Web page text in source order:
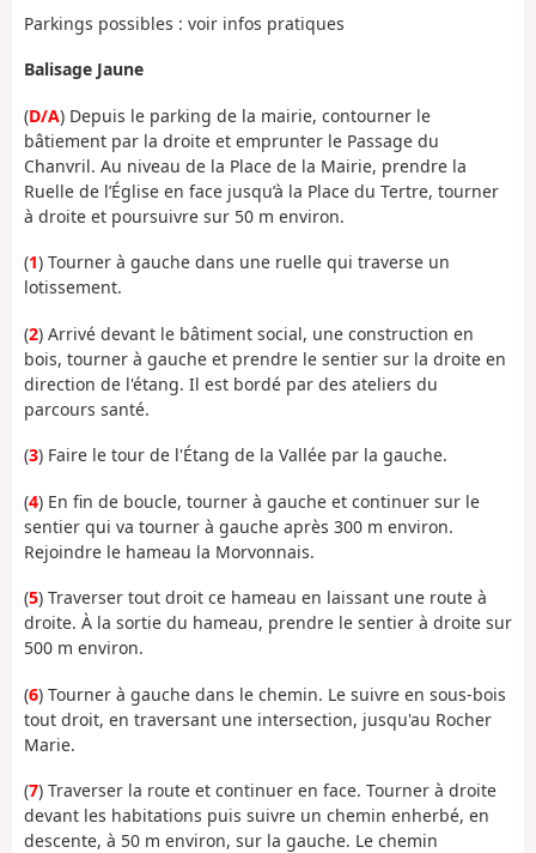
Parkings possibles : voir infos pratiques
Balisage Jaune
(D/A) Depuis le parking de la mairie, contourner le
bâtiement par la droite et emprunter le Passage du
Chanvril. Au niveau de la Place de la Mairie, prendre la
Ruelle de l’Église en face jusqu’à la Place du Tertre, tourner
à droite et poursuivre sur 50 m environ.
(1) Tourner à gauche dans une ruelle qui traverse un
lotissement.
(2) Arrivé devant le bâtiment social, une construction en
bois, tourner à gauche et prendre le sentier sur la droite en
direction de l'étang. Il est bordé par des ateliers du
parcours santé.
(3) Faire le tour de l'Étang de la Vallée par la gauche.
(4) En fin de boucle, tourner à gauche et continuer sur le
sentier qui va tourner à gauche après 300 m environ.
Rejoindre le hameau la Morvonnais.
(5) Traverser tout droit ce hameau en laissant une route à
droite. À la sortie du hameau, prendre le sentier à droite sur
500 m environ.
(6) Tourner à gauche dans le chemin. Le suivre en sous-bois
tout droit, en traversant une intersection, jusqu'au Rocher
Marie.
(7) Traverser la route et continuer en face. Tourner à droite
devant les habitations puis suivre un chemin enherbé, en
descente, à 50 m environ, sur la gauche. Le chemin